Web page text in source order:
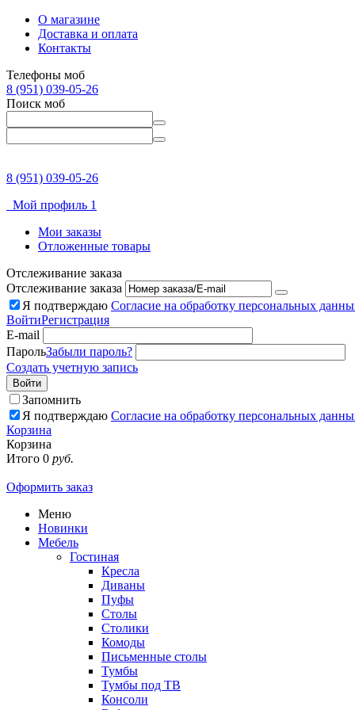
О магазине
Доставка и оплата
Контакты
Телефоны моб
8 (951) 039-05-26
Поиск моб
8 (951) 039-05-26
Мой профиль 1
Мои заказы
Отложенные товары
Отслеживание заказа
Отслеживание заказа
Я подтверждаю Согласие на обработку персональных
ВойтиРегистрация
E-mail
ПарольЗабыли пароль?
Создать учетную запись
Войти
Запомнить
Я подтверждаю Согласие на обработку персональных
Корзина
Корзина
Итого 0 руб.
Оформить заказ
Меню
Новинки
Мебель
Гостиная
Кресла
Диваны
Пуфы
Столы
Столики
Комоды
Письменные столы
Тумбы
Тумбы под ТВ
Консоли